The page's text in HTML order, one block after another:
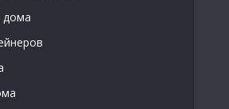
дома